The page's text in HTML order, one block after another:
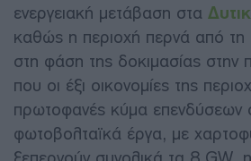
ενεργειακή μετάβαση στα
καθώς η περιοχή περνά από
στη φάση της δοκιμασίας
που οι έξι οικονομίες της
πρωτοφανές κύμα επενδύσεων
φωτοβολταϊκά έργα, με